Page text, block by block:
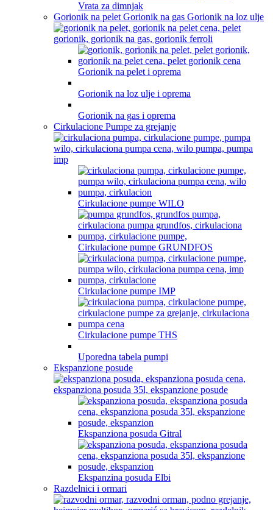
Vrata za dimnjak
Gorionik na pelet Gorionik na gas Gorionik na loz ulje
Gorionik na pelet i oprema
Gorionik na loz ulje i oprema
Gorionik na gas i oprema
Cirkulacione Pumpe za grejanje
Cirkulacione pumpe WILO
Cirkulacione pumpe GRUNDFOS
Cirkulacione pumpe IMP
Cirkulacione pumpe THS
Uporedna tabela pumpi
Ekspanzione posude
Ekspanziona posuda Gitral
Ekspanzina posuda Elbi
Razdelnici i ormari